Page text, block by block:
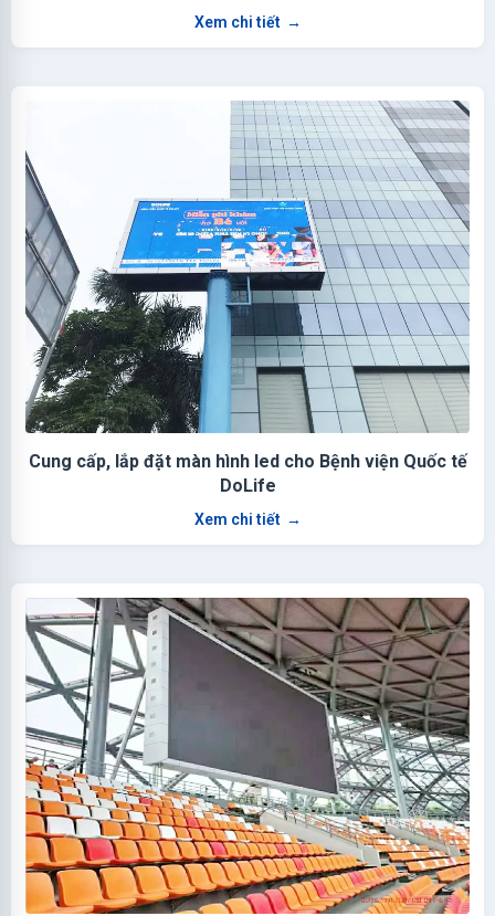
Nam
Xem chi tiết →
Cung cấp, lắp đặt màn hình led cho Bệnh viện Quốc tế
DoLife
Xem chi tiết →